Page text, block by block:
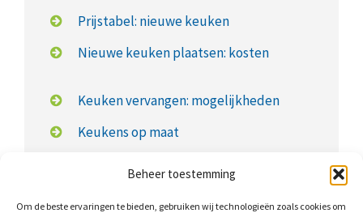
Beheer toestemming
Om de beste ervaringen te bieden, gebruiken wij technologieën zoals cookies om
Prijstabel: nieuwe keuken
Nieuwe keuken plaatsen: kosten
Keuken vervangen: mogelijkheden
Keukens op maat